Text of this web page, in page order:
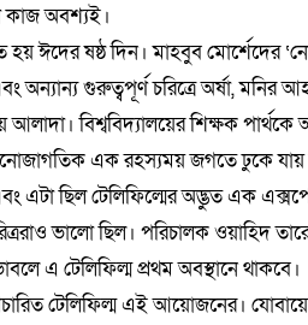
কাজ অবশ্যই।
হয় ঈদের ষষ্ঠ দিন। মাহবুব মোর্শেদের
অন্যান্য গুরুত্বপূর্ণ চরিত্রে অর্ষা,
আলাদা। বিশ্ববিদ্যালয়ের শিক্ষক
এক রহস্যময় জগতে ঢুকে যায়
এটা ছিল টেলিফিল্মের অদ্ভুত এক
ভালো ছিল। পরিচালক ওয়াহিদ
এ টেলিফিল্ম প্রথম অবস্থানে থাকবে।
টেলিফিল্ম এই আয়োজনের।